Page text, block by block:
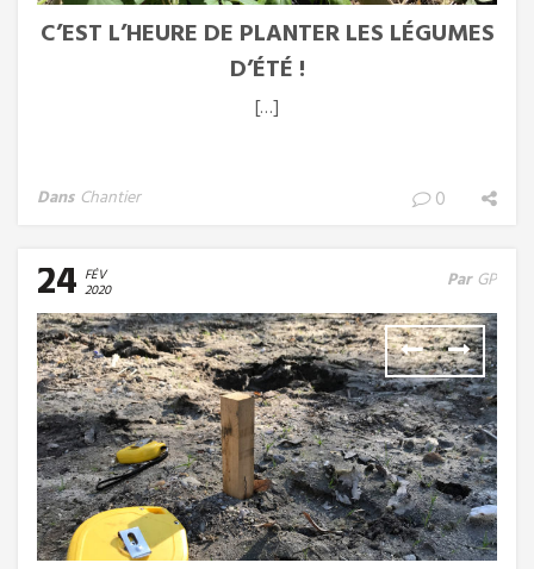
C’EST L’HEURE DE PLANTER LES LÉGUMES
D’ÉTÉ !
[…]
Dans Chantier 0
24 FÉV
2020 Par GP